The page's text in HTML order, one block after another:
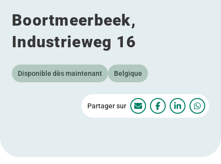
Boortmeerbeek,
Industrieweg 16
Disponible dès maintenant Belgique
Partager sur Boortmeerbeek,